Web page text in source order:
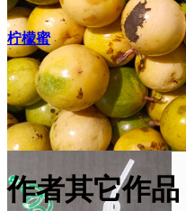
柠檬蜜
作者其它作品